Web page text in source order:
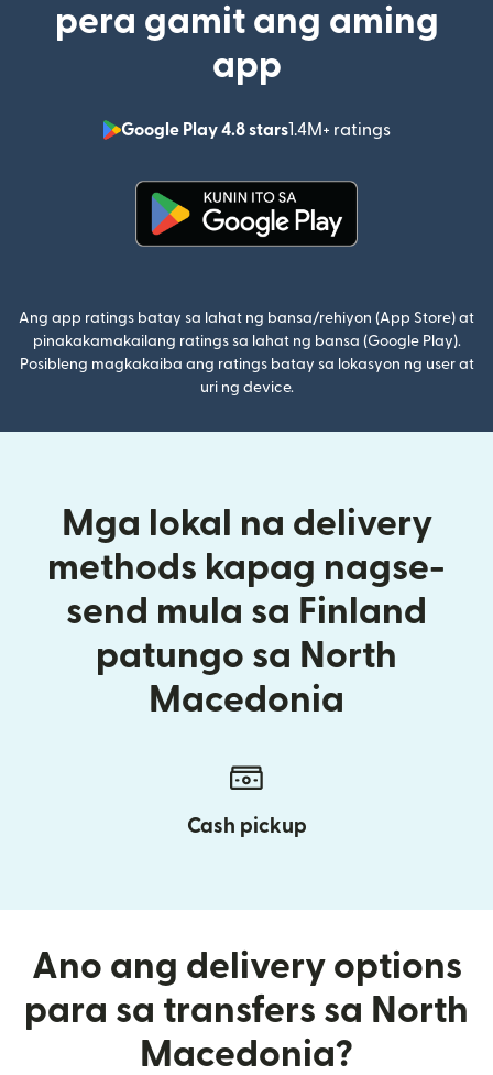
pera gamit ang aming
app
Google Play 4.8 stars1.4M+ ratings
(bubukas
Ang app ratings batay sa lahat ng bansa/rehiyon (App Store) at
pinakakamakailang ratings sa lahat ng bansa (Google Play).
Posibleng magkakaiba ang ratings batay sa lokasyon ng user at
uri ng device.
Mga lokal na delivery
methods kapag nagse-
send mula sa Finland
patungo sa North
Macedonia
Cash pickup
Ano ang delivery options
para sa transfers sa North
Macedonia?